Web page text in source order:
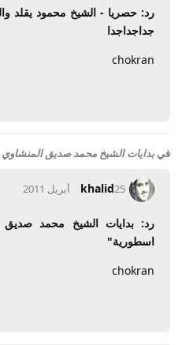
رد: حصريا - الشيخ محمود يقلد
جداجداجدا
chokran
في بدايات الشيخ محمد صديق
khalid25 أبريل 2011
رد: بدايات الشيخ محمد صديق
اسطورية"
chokran